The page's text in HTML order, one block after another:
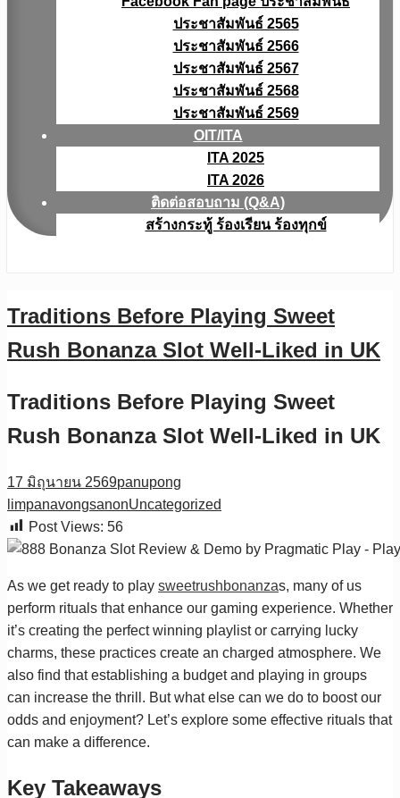
ประชาสัมพันธ์ 2565
ประชาสัมพันธ์ 2566
ประชาสัมพันธ์ 2567
ประชาสัมพันธ์ 2568
ประชาสัมพันธ์ 2569
OIT/ITA
ITA 2025
ITA 2026
ติดต่อสอบถาม (Q&A)
สร้างกระทู้ ร้องเรียน ร้องทุกข์
Traditions Before Playing Sweet
Rush Bonanza Slot Well-Liked in UK
Traditions Before Playing Sweet
Rush Bonanza Slot Well-Liked in UK
17 มิถุนายน 2569panupong
limpanavongsanonUncategorized
Post Views: 56
As we get ready to play sweetrushbonanzas, many of us
perform rituals that enhance our gaming experience. Whether
it’s creating the perfect winning playlist or carrying lucky
charms, these practices create an charged atmosphere. We
also find that establishing a budget and playing in groups
can increase the thrill. But what else can we do to boost our
odds and enjoyment? Let’s explore some effective rituals that
can make a difference.
Key Takeaways